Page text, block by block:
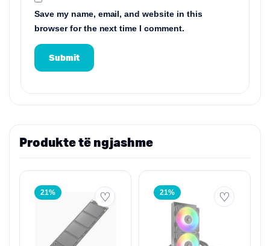
Save my name, email, and website in this
browser for the next time I comment.
Produkte të ngjashme
21% 21%